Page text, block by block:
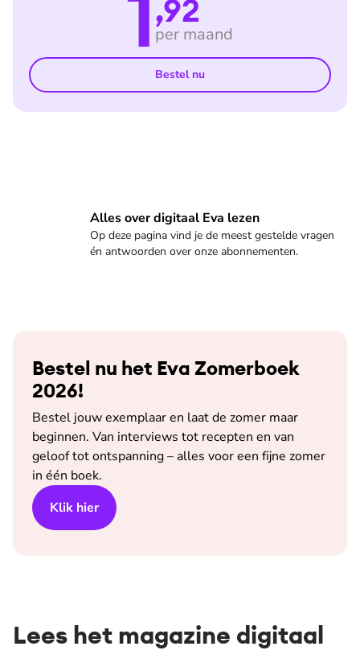
,92
per maand
Bestel nu
Alles over digitaal Eva lezen
Op deze pagina vind je de meest gestelde vragen
én antwoorden over onze abonnementen.
Veelgestelde vragen
Bestel nu het Eva Zomerboek
2026!
Bestel jouw exemplaar en laat de zomer maar
beginnen. Van interviews tot recepten en van
geloof tot ontspanning – alles voor een fijne zomer
in één boek.
Klik hier
Lees het magazine digitaal